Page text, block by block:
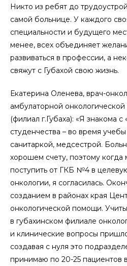
Никто из ребят до
самой больнице. У каждого
специальности и будущего
менее, всех объединяет
развиваться в профессии, а
свяжут с Губахой свою жизнь.
Екатерина Оленева, врач-
амбулаторной
(филиал г.Губаха): «Я знакома
студенчества – во время
санитаркой, медсестрой.
хорошем счету, поэтому
поступить от ГКБ №4 в
онкологии, я согласилась.
созданием в районах края
онкологической помощи.
в губахинском филиале
и клинические вопросы
создавая с нуля это
принимаю по 20-25 пациентов